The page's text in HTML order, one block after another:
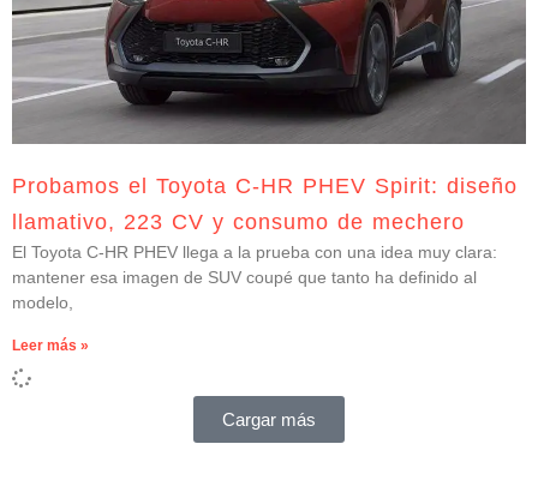
Probamos el Toyota C-HR PHEV Spirit: diseño
llamativo, 223 CV y consumo de mechero
El Toyota C-HR PHEV llega a la prueba con una idea muy clara:
mantener esa imagen de SUV coupé que tanto ha definido al
modelo,
Leer más »
Cargar más